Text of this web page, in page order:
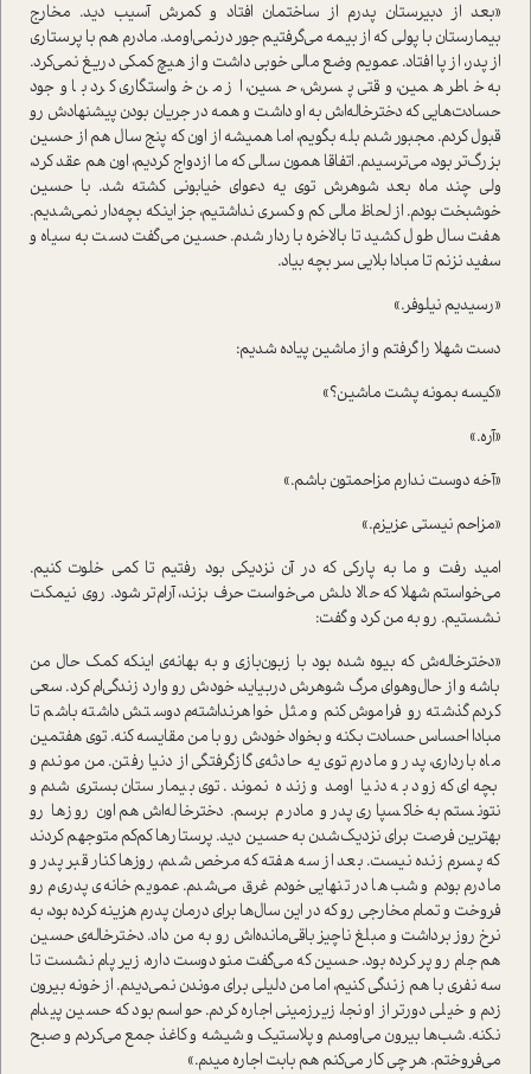
«بعد از دبیرستان پدرم از ساختمان افتاد و کمرش آسیب دید. مخارج
بیمارستان با پولی که از بیمه می‌گرفتیم جور درنمی‌اومد. مادرم هم با پرستاری
از پدر، از پا افتاد. عمویم وضع مالی خوبی داشت و از هیچ کمکی دریغ نمی‌کرد.
به خاطر همین، وقتی پسرش، حسین، از من خواستگاری کرد با وجود
حسادت‌هایی که دخترخاله‌اش به او داشت و همه در جریان بودن پیشنهادش رو
قبول کردم. مجبور شدم بله بگویم، اما همیشه از اون که پنج سال هم از حسین
بزرگ‌تر بود، می‌ترسیدم. اتفاقا همون سالی که ما ازدواج کردیم، اون هم عقد کرد،
ولی چند ماه بعد شوهرش توی یه دعوای خیابونی کشته شد. با حسین
خوشبخت بودم. از لحاظ مالی کم و کسری نداشتیم، جز اینکه بچه‌دار نمی‌شدیم.
هفت سال طول کشید تا بالاخره باردار شدم. حسین می‌گفت دست به سیاه و
سفید نزنم تا مبادا بلایی سر بچه بیاد.
«رسیدیم نیلوفر.»
دست شهلا را گرفتم و از ماشین پیاده شدیم:
«کیسه بمونه پشت ماشین؟»
«آره.»
«آخه دوست ندارم مزاحمتون باشم.»
«مزاحم نیستی عزیزم.»
امید رفت و ما به پارکی که در آن نزدیکی بود رفتیم تا کمی خلوت کنیم.
می‌خواستم شهلا که حالا دلش می‌خواست حرف بزند، آرام‌تر شود. روی نیمکت
نشستیم. رو به من کرد و گفت:
«دخترخاله‌ش که بیوه شده بود با زبون‌بازی و به بهانه‌ی اینکه کمک حال من
باشه و از حال‌و‌هوای مرگ شوهرش دربیاید، خودش رو وارد زندگی‌ام کرد. سعی
کردم گذشته‌ رو فراموش کنم و مثل خواهرنداشته‌م دوستش داشته باشم تا
مبادا احساس حسادت بکنه و بخواد خودش رو با من مقایسه کنه. توی هفتمین
ماه بارداری، پدر و مادرم توی یه حادثه‌ی گازگرفتگی از دنیا رفتن. من موندم و
بچه‌ای که زود به دنیا اومد و زنده نموند. توی بیمارستان بستری شدم و
نتونستم به خاکسپاری پدر و مادرم برسم. دخترخاله‌اش هم اون روزها رو
بهترین فرصت برای نزدیک‌شدن به حسین دید. پرستارها کم‌کم متوجهم کردند
که پسرم زنده نیست. بعد از سه هفته که مرخص شدم، روزها کنار قبر پدر و
مادرم بودم و شب‌ها در تنهایی خودم غرق می‌شدم. عمویم خانه‌ی پدری‌م رو
فروخت و تمام مخارجی رو که در این سال‌ها برای درمان پدرم هزینه کرده بود، به
نرخ روز برداشت و مبلغ ناچیز باقی‌مانده‌اش رو به من داد. دخترخاله‌ی حسین
هم جام رو پر کرده بود. حسین که می‌گفت منو دوست داره، زیر پام نشست تا
سه نفری با هم زندگی کنیم، اما من دلیلی برای موندن نمی‌دیدم. از خونه بیرون
زدم و خیلی دورتر از اونجا، زیرزمینی اجاره کردم. حواسم بود که حسین پیدام
نکنه. شب‌ها بیرون می‌اومدم و پلاستیک و شیشه و کاغذ جمع می‌کردم و صبح
می‌فروختم. هر چی کار می‌‌کنم هم بابت اجاره میدم.»